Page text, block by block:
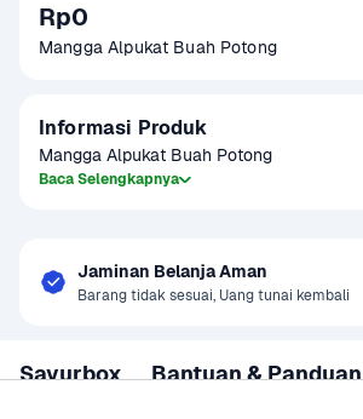
Rp0
Mangga Alpukat Buah Potong
Informasi Produk
Mangga Alpukat Buah Potong
Baca Selengkapnya
Jaminan Belanja Aman
Barang tidak sesuai, Uang tunai kembali
Sayurbox Bantuan & Panduan